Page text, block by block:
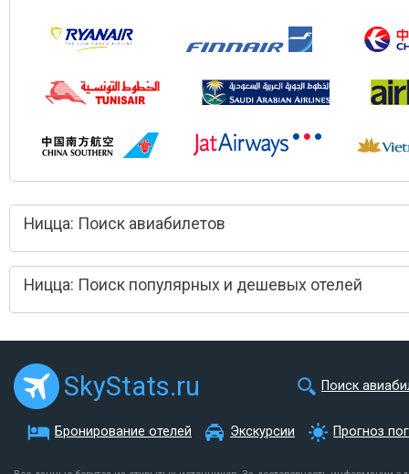
Ницца: Поиск авиабилетов
Ницца: Поиск популярных и дешевых отелей
SkyStats.ru Поиск
Бронирование отелей Экскурсии Прогноз